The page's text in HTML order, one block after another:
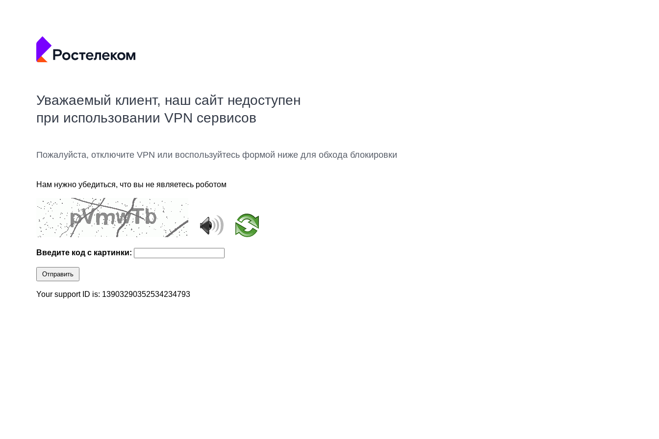
Уважаемый клиент, наш сайт недоступен
при использовании VPN сервисов
Пожалуйста, отключите VPN или воспользуйтесь формой ниже для обхода блокировки
Нам нужно убедиться, что вы не являетесь роботом
Введите код с картинки:
Отправить
Your support ID is: 13903290352534234793